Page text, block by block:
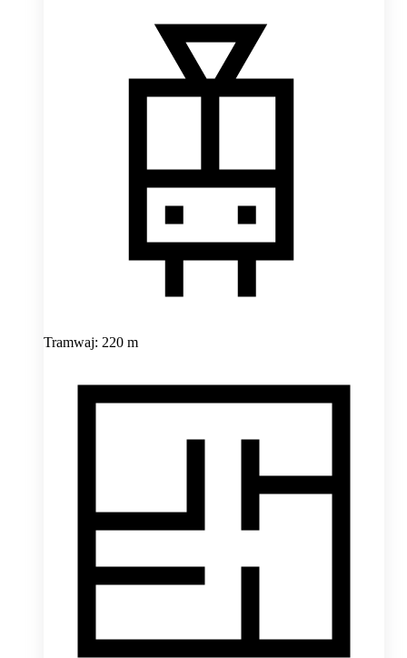
Tramwaj: 220 m